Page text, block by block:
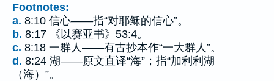
Footnotes:
a. 8:10 信心——指“对耶稣的信心”。
b. 8:17 《以赛亚书》53:4。
c. 8:18 一群人——有古抄本作“一大群人”。
d. 8:24 湖——原文直译“海”；指“加利利湖
（海）”。